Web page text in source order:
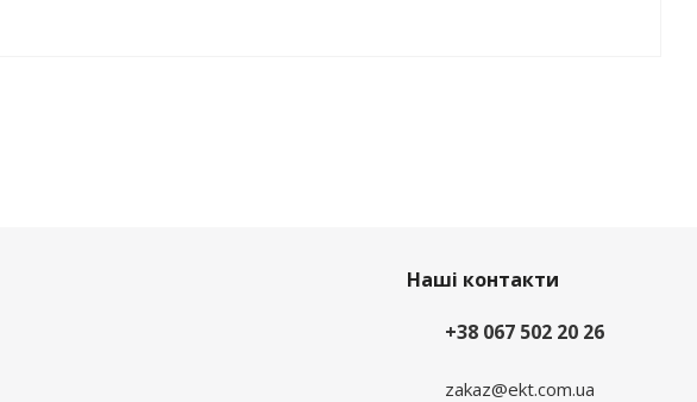
Наші контакти
+38 067 502 20 26
zakaz@ekt.com.ua